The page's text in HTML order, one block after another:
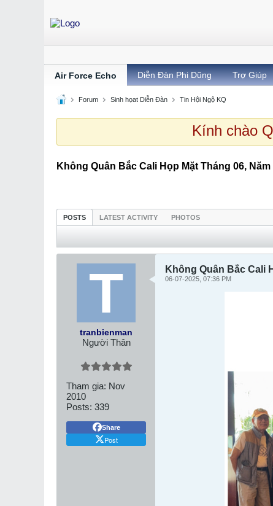
Air Force Echo Diễn Đàn Phi Dũng Trợ Giúp
Forum Sinh họat Diễn Đàn Tin Hội Ngộ KQ
Kính chào
Không Quân Bắc Cali Họp Mặt Tháng 06, Năm
POSTS LATEST ACTIVITY PHOTOS
tranbienman
Người Thân
Tham gia: Nov
2010
Posts: 339
Share
Post
Không Quân Bắc Cali
06-07-2025, 07:36 PM